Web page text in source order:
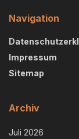
Navigation
Impressum
Sitemap
Archiv
Juli 2026